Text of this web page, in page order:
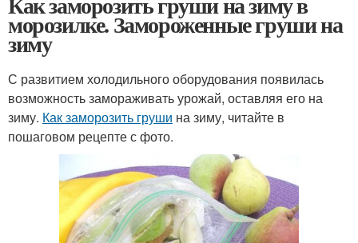
морозилке. Замороженные груши на
зиму
С развитием холодильного оборудования появилась
возможность замораживать урожай, оставляя его на
зиму. Как заморозить груши на зиму, читайте в
пошаговом рецепте с фото.